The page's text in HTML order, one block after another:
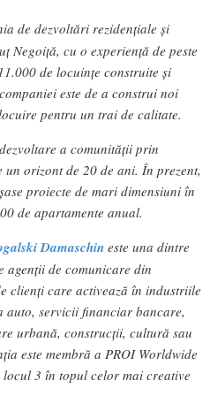
de dezvoltări rezidențiale și
Negoiță, cu o experiență de peste
de locuințe construite și
este de a construi noi
pentru un trai de calitate.
a comunității prin
un orizont de 20 de ani. În prezent,
proiecte de mari dimensiuni în
de apartamente anual.
Damaschin este una dintre
agenții de comunicare din
clienți care activează în industriile
auto, servicii financiar bancare,
urbană, construcții, cultură sau
este membră a PROI Worldwide
3 în topul celor mai creative